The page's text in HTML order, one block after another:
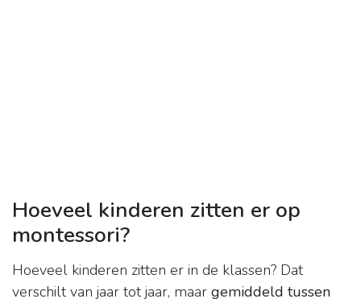
Hoeveel kinderen zitten er op
montessori?
Hoeveel kinderen zitten er in de klassen? Dat
verschilt van jaar tot jaar, maar gemiddeld tussen